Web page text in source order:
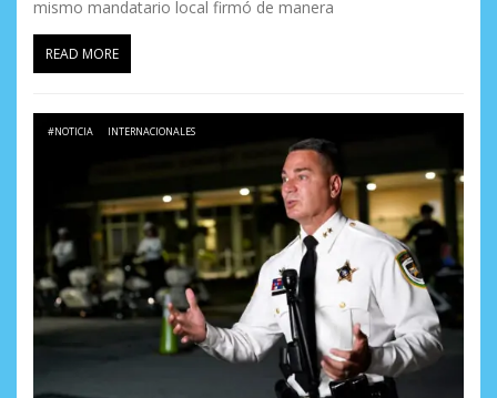
mismo mandatario local firmó de manera
READ MORE
#NOTICIA INTERNACIONALES